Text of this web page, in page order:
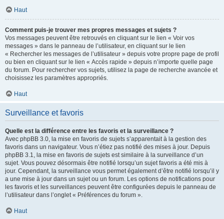
Haut
Comment puis-je trouver mes propres messages et sujets ?
Vos messages peuvent être retrouvés en cliquant sur le lien « Voir vos
messages » dans le panneau de l’utilisateur, en cliquant sur le lien
« Rechercher les messages de l’utilisateur » depuis votre propre page de profil
ou bien en cliquant sur le lien « Accès rapide » depuis n’importe quelle page
du forum. Pour rechercher vos sujets, utilisez la page de recherche avancée et
choisissez les paramètres appropriés.
Haut
Surveillance et favoris
Quelle est la différence entre les favoris et la surveillance ?
Avec phpBB 3.0, la mise en favoris de sujets s’apparentait à la gestion des
favoris dans un navigateur. Vous n’étiez pas notifié des mises à jour. Depuis
phpBB 3.1, la mise en favoris de sujets est similaire à la surveillance d’un
sujet. Vous pouvez désormais être notifié lorsqu’un sujet favoris a été mis à
jour. Cependant, la surveillance vous permet également d’être notifié lorsqu’il y
a une mise à jour dans un sujet ou un forum. Les options de notifications pour
les favoris et les surveillances peuvent être configurées depuis le panneau de
l’utilisateur dans l’onglet « Préférences du forum ».
Haut